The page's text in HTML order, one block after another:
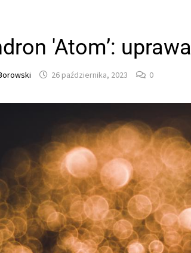
'Atom’:
26 października, 2023 0